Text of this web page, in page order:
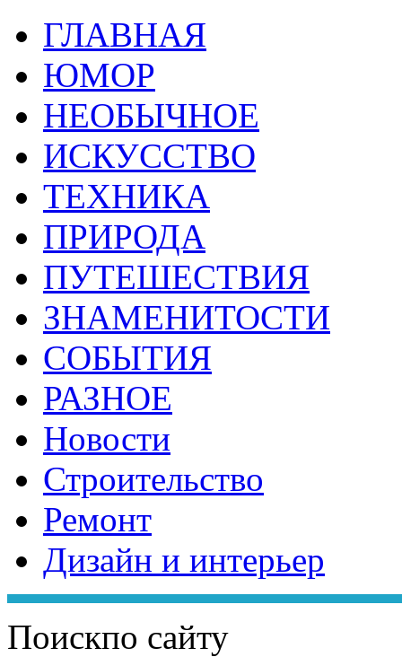
ГЛАВНАЯ
ЮМОР
НЕОБЫЧНОЕ
ИСКУССТВО
ТЕХНИКА
ПРИРОДА
ПУТЕШЕСТВИЯ
ЗНАМЕНИТОСТИ
СОБЫТИЯ
РАЗНОЕ
Новости
Строительство
Ремонт
Дизайн и интерьер
Поискпо сайту